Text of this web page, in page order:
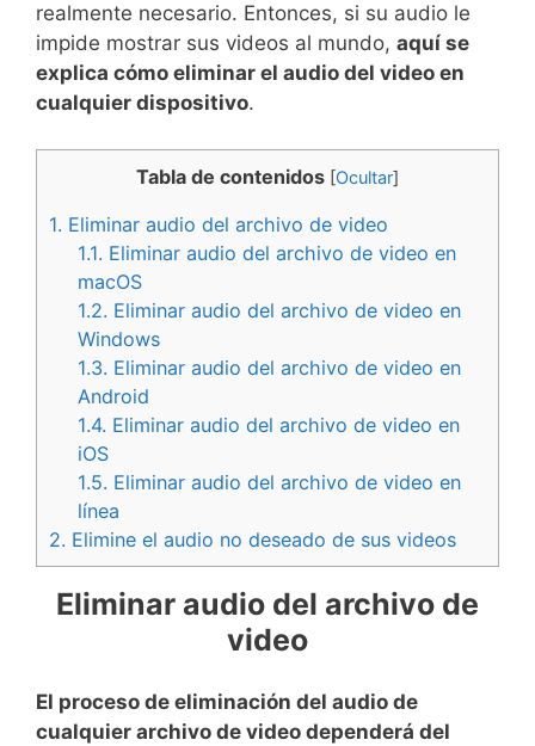
realmente necesario. Entonces, si su audio le
impide mostrar sus videos al mundo, aquí se
explica cómo eliminar el audio del video en
cualquier dispositivo.
Tabla de contenidos [Ocultar]
1. Eliminar audio del archivo de video
1.1. Eliminar audio del archivo de video en
macOS
1.2. Eliminar audio del archivo de video en
Windows
1.3. Eliminar audio del archivo de video en
Android
1.4. Eliminar audio del archivo de video en
iOS
1.5. Eliminar audio del archivo de video en
línea
2. Elimine el audio no deseado de sus videos
Eliminar audio del archivo de
video
El proceso de eliminación del audio de
cualquier archivo de video dependerá del